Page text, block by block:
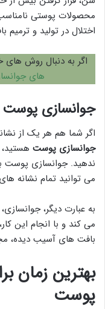
محصولات پوستی
اختلال در تولید و
اگر به دنبال روش های
های
جوانسازی
اگر شما هم هر یک از
جوانسازی پوست
ندهید. جوانسازی پوست
می توانید تمام نشانه
به عبارت دیگر،
می کند و با انجام این
بافت های آسیب دیده،
بهترین زمان
پوست